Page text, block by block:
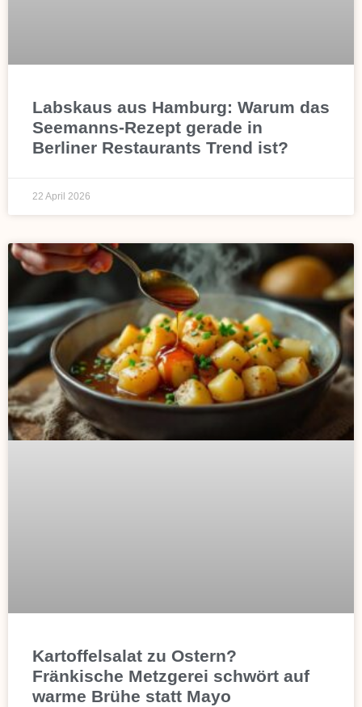
Labskaus aus Hamburg: Warum das
Seemanns-Rezept gerade in
Berliner Restaurants Trend ist?
22 April 2026
Kartoffelsalat zu Ostern?
Fränkische Metzgerei schwört auf
warme Brühe statt Mayo